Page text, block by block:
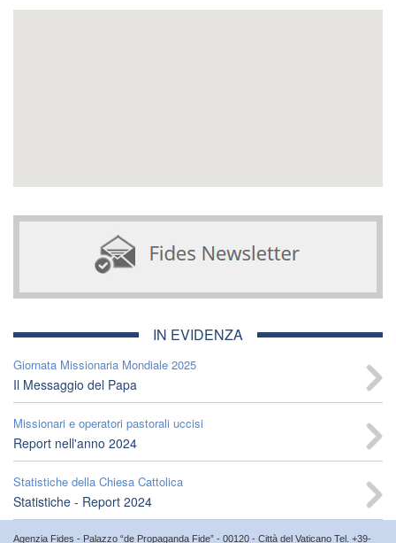
IN EVIDENZA
Giornata Missionaria Mondiale 2025
Il Messaggio del Papa
Missionari e operatori pastorali uccisi
Report nell'anno 2024
Statistiche della Chiesa Cattolica
Statistiche - Report 2024
Agenzia Fides - Palazzo “de Propaganda Fide” - 00120 - Città del Vaticano Tel. +39-